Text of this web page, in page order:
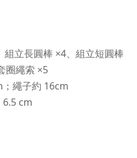
組立長圓棒 ×4、組立短圓棒
圈繩索 ×5
；繩子約 16cm
6.5 cm